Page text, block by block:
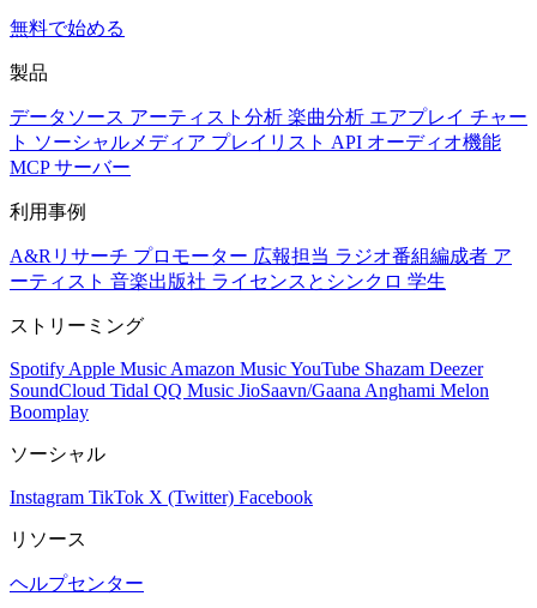
無料で始める
製品
データソース アーティスト分析 楽曲分析 エアプレイ チャー
ト ソーシャルメディア プレイリスト API オーディオ機能
MCP サーバー
利用事例
A&Rリサーチ プロモーター 広報担当 ラジオ番組編成者 ア
ーティスト 音楽出版社 ライセンスとシンクロ 学生
ストリーミング
Spotify Apple Music Amazon MusicYouTube Shazam Deezer
SoundCloud Tidal QQ Music JioSaavn/Gaana Anghami Melon
Boomplay
ソーシャル
Instagram TikTok X (Twitter) Facebook
リソース
ヘルプセンター